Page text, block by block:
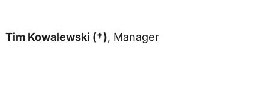
Tim Kowalewski (†), Manager